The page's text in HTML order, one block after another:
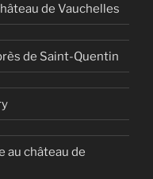
de Vauchelles
de Saint-Quentin
au château de